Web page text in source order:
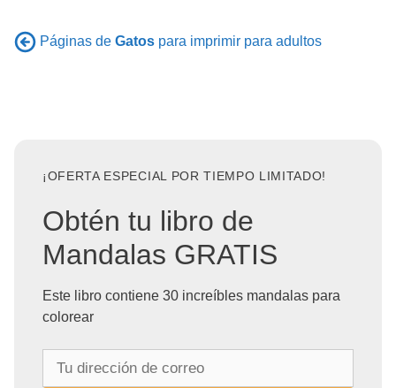
Páginas de Gatos para imprimir para adultos
¡OFERTA ESPECIAL POR TIEMPO LIMITADO!
Obtén tu libro de
Mandalas GRATIS
Este libro contiene 30 increíbles mandalas para
colorear